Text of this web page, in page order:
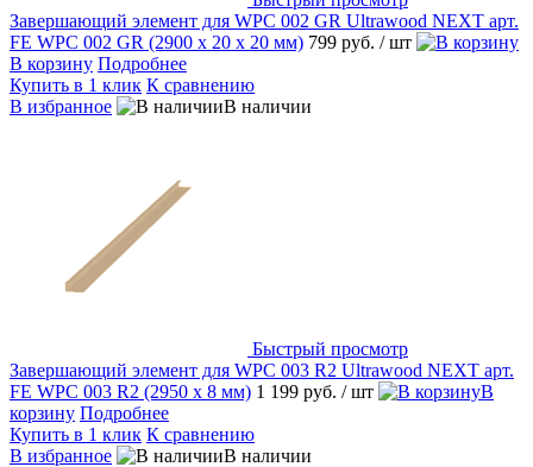
Завершающий элемент для WPC 002 GR Ultrawood NEXT арт.
FE WPC 002 GR (2900 х 20 х 20 мм) 799 руб. / шт
В корзину Подробнее
Купить в 1 клик К сравнению
В избранное
В наличии
Быстрый просмотр
Завершающий элемент для WPC 003 R2 Ultrawood NEXT арт.
FE WPC 003 R2 (2950 х 8 мм) 1 199 руб. / шт
В
корзину Подробнее
Купить в 1 клик К сравнению
В избранное
В наличии